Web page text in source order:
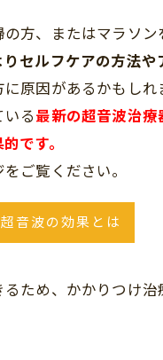
方、またはマラソ
セルフケアの方法や
原因があるかもしれ
る最新の超音波治
です。
ご覧ください。
音波の効果とは
ため、かかりつけ治